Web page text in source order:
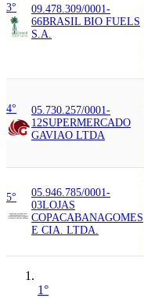
3°
09.478.309/0001-
66BRASIL BIO FUELS
S.A.
4°
05.730.257/0001-
12SUPERMERCADO
GAVIAO LTDA
5°
05.946.785/0001-
03LOJAS
COPACABANAGOMES
E CIA. LTDA.
1°